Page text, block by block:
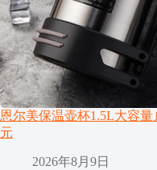
恩尔美保温壶杯1.5L大容量
元
2026年8月9日